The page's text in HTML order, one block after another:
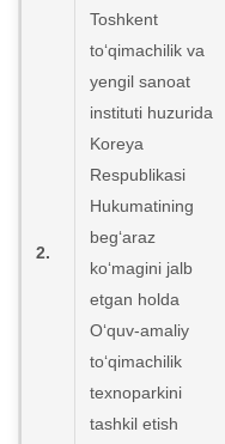
2.
Toshkent
to‘qimachilik va
yengil sanoat
instituti huzurida
Koreya
Respublikasi
Hukumatining
beg‘araz
ko‘magini jalb
etgan holda
O‘quv-amaliy
to‘qimachilik
texnoparkini
tashkil etish